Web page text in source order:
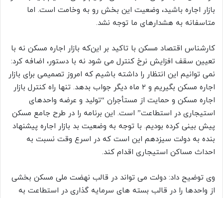
بازار اجاره باشید، وضعیت این بخش رو به وخامت است. اما
متاسفانه به هشدارهای ما توجه نشد.
کارشناس اقتصاد مسکن با تاکید بر این‌که بازار اجاره مسکن نه با
تعیین سقف افزایش نرخ کنترل می شود نه با دستور، اضافه کرد:
نمی توانیم این انتظار را داشته باشیم که امروز تصمیمی برای بازار
اجاره مسکن بگیریم و ۲ ماه دیگر جواب بدهد. تنها راه کنترل بازار
اجاره مسکن و حمایت از مستأجران “تولید و عرضه واحدهای
استیجاری در استطاعت” است. این برنامه را در طرح جامع مسکن
پیش بینی کرده‌ بودیم. با توجه به وضعیت بد بازار اجاره پیشنهاد
بنده به دولت سیزدهم این است که در اسرع وقت نسبت به
احداث مساکن استیجاری اقدام کند.
وی توضیح داد: دولت می تواند در قالب نهضت ملی مسکن بخشی
از واحدها را در قالب بسته های سرمایه گذاری در استطاعت به